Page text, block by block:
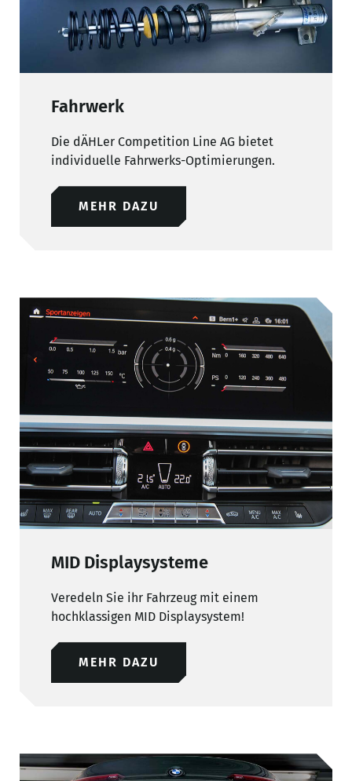
Fahrwerk
Die dÄHLer Competition Line AG bietet
individuelle Fahrwerks-Optimierungen.
MEHR DAZU
MID Displaysysteme
Veredeln Sie ihr Fahrzeug mit einem
hochklassigen MID Displaysystem!
MEHR DAZU